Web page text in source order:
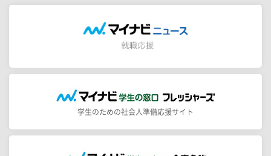
学生のための社会人準備応援サイト